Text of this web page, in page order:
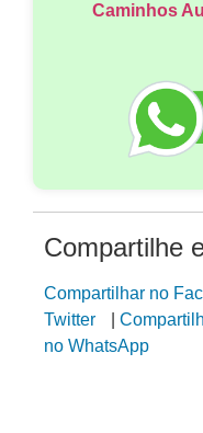
Caminhos
Compartilhe
Compartilhar no
Twitter
no WhatsApp